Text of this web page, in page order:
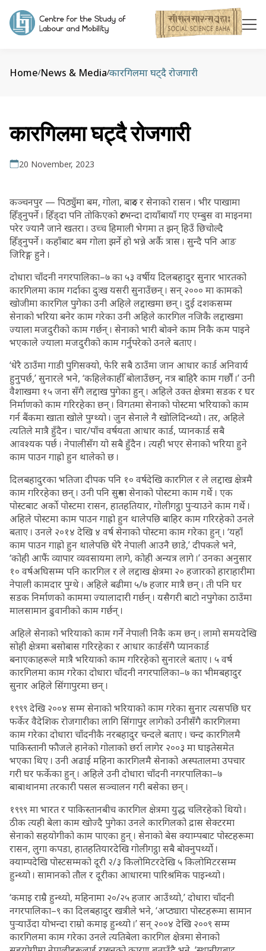
Home/News & Media/कारगिलमा घट्दै रोजगारी
कारगिलमा घट्दै रोजगारी
20 November, 2023
कञ्चनपुर — पिठ्युँमा बम, गोला, बारुद र सेनाको रासन । भीर पाखामा
हिँड्नुपर्ने । हिँड्दा पनि तोकिएको रुटभन्दा दायाँबायाँ गए एम्बुस वा माइनमा
परेर ज्यानै जाने खतरा । उच्च हिमाली भेगमा त झन् हिउँ छिचोल्दै
हिँड्नुपर्ने । कहाँबाट बम गोला झर्ने हो भन्ने अर्कै त्रास । सुन्दै पनि आङ
जिरिङ्ग हुने ।
दोधारा चाँदनी नगरपालिका–७ का ५३ वर्षीय दिलबहादुर सुनार भारतको
कारगिलमा काम गर्दाका दुःख यसरी सुनाउँछन् । सन् २००० मा कामको
खोजीमा कारगिल पुगेका उनी अहिले लद्दाखमा छन् । दुई दशकसम्म
सेनाको भरिया बनेर काम गरेका उनी अहिले कारगिल नजिकै लद्दाखमा
ज्याला मजदुरीको काम गर्छन् । सेनाको भारी बोक्ने काम निकै कम पाइने
भएकाले ज्याला मजदुरीको काम गर्नुपरेको उनले बताए ।
‘धेरै ठाउँमा गाडी पुगिसक्यो, फेरि सबै ठाउँमा जान आधार कार्ड अनिवार्य
हुनुपर्छ,’ सुनारले भने, ‘कहिलेकाहीँ बोलाउँछन्, नत्र बाहिरै काम गर्छौं ।’ उनी
वैशाखमा १५ जना सँगै लद्दाख पुगेका हुन् । अहिले उक्त क्षेत्रमा सडक र घर
निर्माणको काम गरिरहेका छन् । विगतमा सेनाको पोस्टमा भरियाको काम
गर्न बैंकमा खाता खोले पुग्थ्यो । जुन सेनाले नै खोलिदिन्थ्यो । तर, अहिले
त्यतिले मात्रै हुँदैन । चार/पाँच वर्षयता आधार कार्ड, प्यानकार्ड सबै
आवश्यक पर्छ । नेपालीसँग यो सबै हुँदैन । त्यही भएर सेनाको भरिया हुने
काम पाउन गाह्रो हुन थालेको छ ।
दिलबहादुरका भतिजा दीपक पनि १० वर्षदेखि कारगिल र ले लद्दाख क्षेत्रमै
काम गरिरहेका छन् । उनी पनि सुरुमा सेनाको पोस्टमा काम गर्थे । एक
पोस्टबाट अर्को पोस्टमा रासन, हातहतियार, गोलीगट्ठा पुर्‍याउने काम गर्थे ।
अहिले पोस्टमा काम पाउन गाह्रो हुन थालेपछि बाहिर काम गरिरहेको उनले
बताए । उनले २०१४ देखि ४ वर्ष सेनाको पोस्टमा काम गरेका हुन् । ‘यहाँ
काम पाउन गाह्रो हुन थालेपछि धेरै नेपाली आउनै छाडे,’ दीपकले भने,
‘कोही आफैं व्यापार व्यवसायमा लागे, कोही अन्यत्र लागे ।’ उनका अनुसार
१० वर्षअघिसम्म पनि कारगिल र ले लद्दाख क्षेत्रमा २० हजारको हाराहारीमा
नेपाली कामदार पुग्थे । अहिले बढीमा ५/७ हजार मात्रै छन् । ती पनि घर
सडक निर्माणको काममा ज्यालादारी गर्छन् । यसैगरी बाटो नपुगेका ठाउँमा
मालसामान ढुवानीको काम गर्छन् ।
अहिले सेनाको भरियाको काम गर्ने नेपाली निकै कम छन् । लामो समयदेखि
सोही क्षेत्रमा बसोबास गरिरहेका र आधार कार्डसँगै प्यानकार्ड
बनाएकाहरूले मात्रै भरियाको काम गरिरहेको सुनारले बताए । ५ वर्ष
कारगिलमा काम गरेका दोधारा चाँदनी नगरपालिका–७ का भीमबहादुर
सुनार अहिले सिंगापुरमा छन् ।
१९९९ देखि २००४ सम्म सेनाको भरियाको काम गरेका सुनार त्यसपछि घर
फर्केर वैदेशिक रोजगारीका लागि सिंगापुर लागेको उनीसँगै कारगिलमा
काम गरेका दोधारा चाँदनीकै नरबहादुर चन्दले बताए । चन्द कारगिलमै
पाकिस्तानी फौजले हानेको गोलाको छर्रा लागेर २००३ मा घाइतेसमेत
भएका थिए । उनी अढाई महिना कारगिलमै सेनाको अस्पतालमा उपचार
गरी घर फर्केका हुन् । अहिले उनी दोधारा चाँदनी नगरपालिका–७
बाबाथानमा तरकारी पसल सञ्चालन गरी बसेका छन् ।
१९९९ मा भारत र पाकिस्तानबीच कारगिल क्षेत्रमा युद्ध चलिरहेको थियो ।
ठीक त्यही बेला काम खोज्दै पुगेका उनले कारगिलको द्रास सेक्टरमा
सेनाको सहयोगीको काम पाएका हुन् । सेनाको बेस क्याम्पबाट पोस्टहरूमा
रासन, लुगा कपडा, हातहतियारदेखि गोलीगट्ठा सबै बोक्नुपर्थ्यो ।
क्याम्पदेखि पोस्टसम्मको दूरी २/३ किलोमिटरदेखि ५ किलोमिटरसम्म
हुन्थ्यो । सामानको तौल र दूरीका आधारमा पारिश्रमिक पाइन्थ्यो ।
‘कमाइ राम्रै हुन्थ्यो, महिनामा २०/२५ हजार आउँथ्यो,’ दोधारा चाँदनी
नगरपालिका–९ का दिलबहादुर खत्रीले भने, ‘अप्ठ्यारा पोस्टहरूमा सामान
पुर्‍याउँदा योभन्दा राम्रो कमाइ हुन्थ्यो ।’ सन् २००४ देखि २००९ सम्म
कारगिलमा काम गरेका उनले त्यतिबेला कारगिल क्षेत्रमा सेनाको